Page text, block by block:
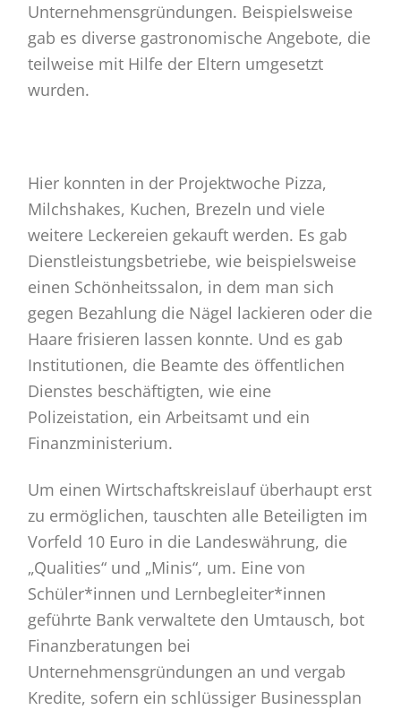
Unternehmensgründungen. Beispielsweise
gab es diverse gastronomische Angebote, die
teilweise mit Hilfe der Eltern umgesetzt
wurden.
Hier konnten in der Projektwoche Pizza,
Milchshakes, Kuchen, Brezeln und viele
weitere Leckereien gekauft werden. Es gab
Dienstleistungsbetriebe, wie beispielsweise
einen Schönheitssalon, in dem man sich
gegen Bezahlung die Nägel lackieren oder die
Haare frisieren lassen konnte. Und es gab
Institutionen, die Beamte des öffentlichen
Dienstes beschäftigten, wie eine
Polizeistation, ein Arbeitsamt und ein
Finanzministerium.
Um einen Wirtschaftskreislauf überhaupt erst
zu ermöglichen, tauschten alle Beteiligten im
Vorfeld 10 Euro in die Landeswährung, die
„Qualities“ und „Minis“, um. Eine von
Schüler*innen und Lernbegleiter*innen
geführte Bank verwaltete den Umtausch, bot
Finanzberatungen bei
Unternehmensgründungen an und vergab
Kredite, sofern ein schlüssiger Businessplan